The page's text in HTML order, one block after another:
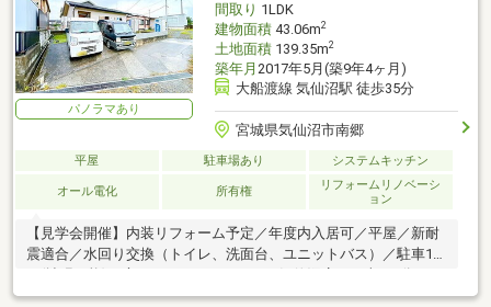
パノラマあり
間取り 1LDK
建物面積43.06m2
土地面積139.35m2
築年月 2017年5月(築9年4ヶ月)
大船渡線 気仙沼駅 徒歩35分
宮城県気仙沼市南郷
平屋 駐車場あり システムキッチン
オール電化 所有権
リフォームリノベーシ
ョン
【見学会開催】内装リフォーム予定／年度内入居可／平屋／新耐
震適合／水回り交換（トイレ、洗面台、ユニットバス）／駐車1台
可(拡張可能)／庭スペースあり／イオン気仙沼店まで車で2分（1
ｋｍ）／南向きで